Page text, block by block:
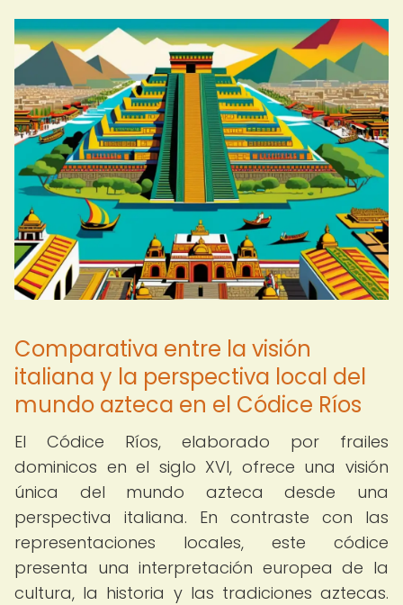
Comparativa entre la visión
italiana y la perspectiva local del
mundo azteca en el Códice Ríos
El Códice Ríos, elaborado por frailes
dominicos en el siglo XVI, ofrece una visión
única del mundo azteca desde una
perspectiva italiana. En contraste con las
representaciones locales, este códice
presenta una interpretación europea de la
cultura, la historia y las tradiciones aztecas.